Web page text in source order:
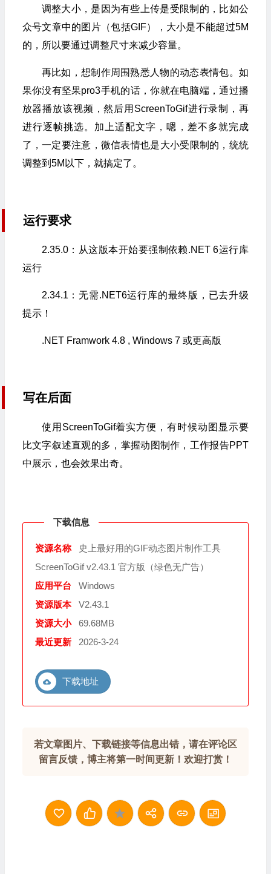
调整大小，是因为有些上传是受限制的，比如公
众号文章中的图片（包括GIF），大小是不能超过5M
的，所以要通过调整尺寸来减少容量。
再比如，想制作周围熟悉人物的动态表情包。如
果你没有坚果pro3手机的话，你就在电脑端，通过播
放器播放该视频，然后用ScreenToGif进行录制，再
进行逐帧挑选。加上适配文字，嗯，差不多就完成
了，一定要注意，微信表情也是大小受限制的，统统
调整到5M以下，就搞定了。
运行要求
2.35.0：从这版本开始要强制依赖.NET 6运行库
运行
2.34.1：无需.NET6运行库的最终版，已去升级
提示！
.NET Framwork 4.8 , Windows 7 或更高版
写在后面
使用ScreenToGif着实方便，有时候动图显示要
比文字叙述直观的多，掌握动图制作，工作报告PPT
中展示，也会效果出奇。
下载信息
资源名称
史上最好用的GIF动态图片制作工具
ScreenToGif v2.43.1 官方版（绿色无广告）
应用平台
Windows
资源版本
V2.43.1
资源大小
69.68MB
最近更新
2026-3-24
下载地址
若文章图片、下载链接等信息出错，请在评论区
留言反馈，博主将第一时间更新！欢迎打赏！